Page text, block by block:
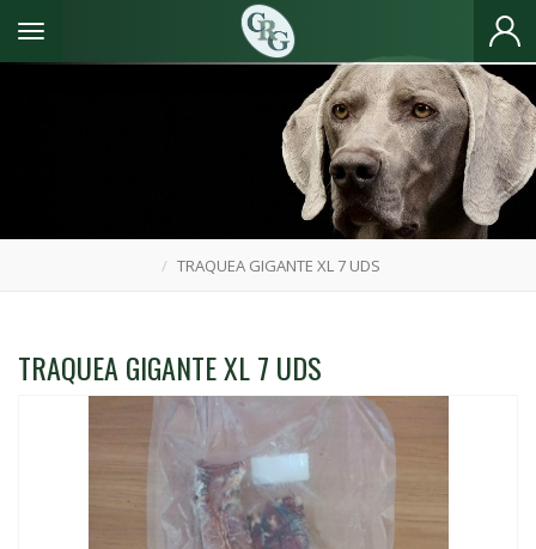
Toggle navigation
TRAQUEA GIGANTE XL 7 UDS
TRAQUEA GIGANTE XL 7 UDS